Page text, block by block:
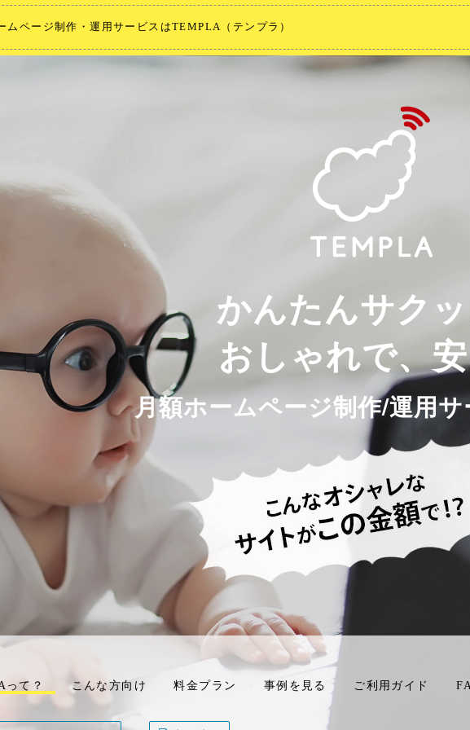
ページ制作・運用サービスはTEMPLA（テンプラ）
かんたんサク
おしゃれで、
月額ホームページ制作/運用サ
って？ こんな方向け 料金プラン 事例を見る ご利用ガイド